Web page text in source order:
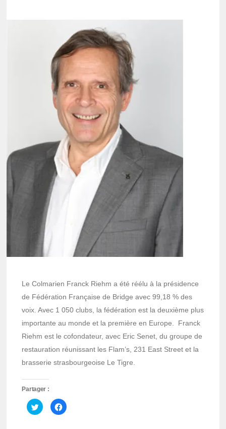
Le Colmarien Franck Riehm a été réélu à la présidence
de Fédération Française de Bridge avec 99,18 % des
voix. Avec 1 050 clubs, la fédération est la deuxième plus
importante au monde et la première en Europe. Franck
Riehm est le cofondateur, avec Eric Senet, du groupe de
restauration réunissant les Flam’s, 231 East Street et la
brasserie strasbourgeoise Le Tigre.
Partager :
Cliquez
pour
partager
Cliquez
pour